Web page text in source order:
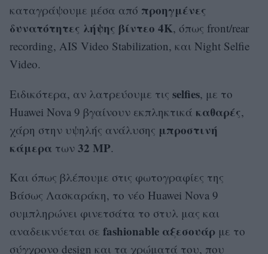
καταγράψουμε μέσα από προηγμένες
δυνατότητες λήψης βίντεο 4K, όπως front/rear
recording, AIS Video Stabilization, και Night Selfie
Video.
Ειδικότερα, αν λατρεύουμε τις selfies, με το
Huawei Nova 9 βγαίνουν εκπληκτικά καθαρές,
χάρη στην υψηλής ανάλυσης μπροστινή
κάμερα των 32 MP.
Και όπως βλέπουμε στις φωτογραφίες της
Βάσως Λασκαράκη, το νέο Huawei Nova 9
συμπληρώνει φινετσάτα το στυλ μας και
αναδεικνύεται σε fashionable αξεσουάρ με το
σύγχρονο design και τα χρώματά του, που